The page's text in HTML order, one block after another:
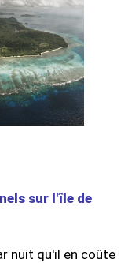
sur l'île de
nuit qu'il en coûte